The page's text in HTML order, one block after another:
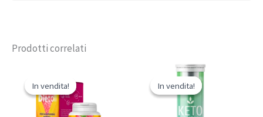
Prodotti correlati
In vendita!
In vendita! In vendita!
In vendita!